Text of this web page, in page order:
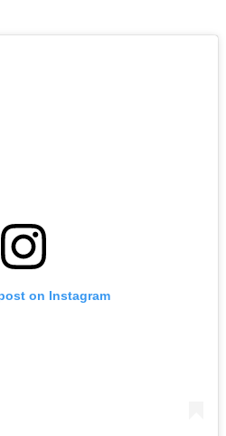
on Instagram